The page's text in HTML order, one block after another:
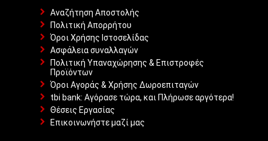
Αναζήτηση Αποστολής
Πολιτική Απορρήτου
Όροι Χρήσης Ιστοσελίδας
Ασφάλεια συναλλαγών
Πολιτική Υπαναχώρησης & Επιστροφές
Προϊόντων
Όροι Αγοράς & Χρήσης Δωροεπιταγών
tbi bank: Αγόρασε τώρα, και Πλήρωσε αργότερα!
Θέσεις Εργασίας
Επικοινωνήστε μαζί μας